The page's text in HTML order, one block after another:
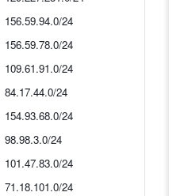
156.59.94.0/24
156.59.78.0/24
109.61.91.0/24
84.17.44.0/24
154.93.68.0/24
98.98.3.0/24
101.47.83.0/24
71.18.101.0/24